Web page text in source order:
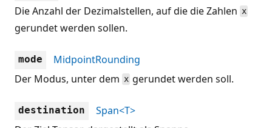
Die Anzahl der Dezimalstellen, auf die die Zahlen x
gerundet werden sollen.
mode
MidpointRounding
Der Modus, unter dem x gerundet werden soll.
destination
Span<T>